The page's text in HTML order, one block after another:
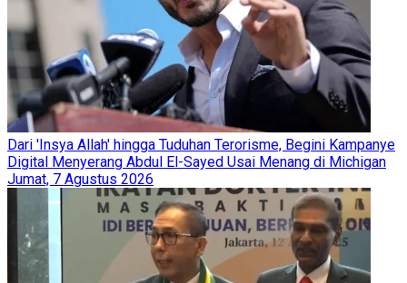
Dari 'Insya Allah' hingga Tuduhan Terorisme, Begini Kampanye
Digital Menyerang Abdul El-Sayed Usai Menang di Michigan
Jumat, 7 Agustus 2026